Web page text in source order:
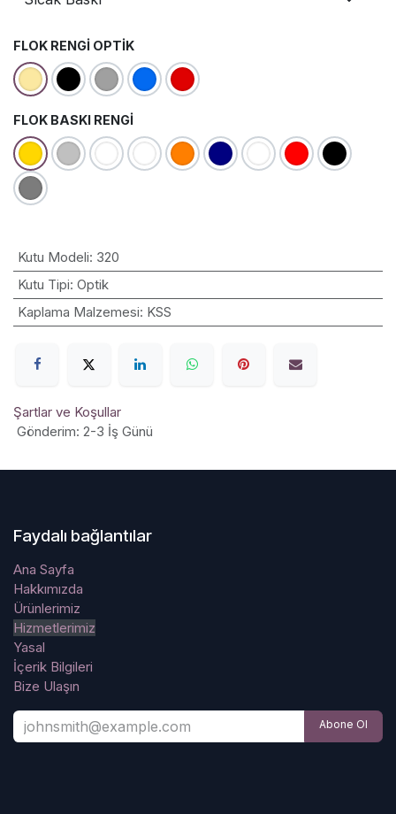
FLOK RENGI OPTIK
FLOK BASKI RENGI
Kutu Modeli: 320
Kutu Tipi: Optik
Kaplama Malzemesi: KSS
Şartlar ve Koşullar
Gönderim: 2-3 İş Günü
Faydalı bağlantılar
Ana Sayfa
Hakkımızda
Ürünlerimiz
Hizmetlerimiz
Yasal
İçerik Bilgileri
Bize Ulaşın
Abone Ol